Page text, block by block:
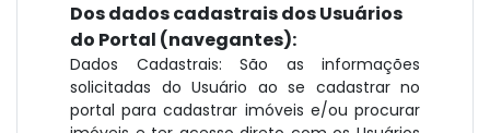
Dos dados cadastrais dos Usuários
do Portal (navegantes):
Dados Cadastrais: São as informações
solicitadas do Usuário ao se cadastrar no
portal para cadastrar imóveis e/ou procurar